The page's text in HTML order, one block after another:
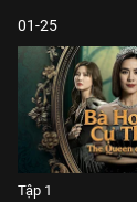
01-25
Tập 1